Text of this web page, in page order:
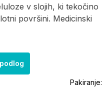
v slojih, ki tekočino
površini. Medicinski
Pakiranje: